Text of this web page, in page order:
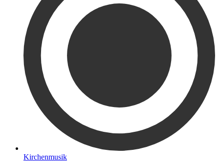
Kirchenmusik